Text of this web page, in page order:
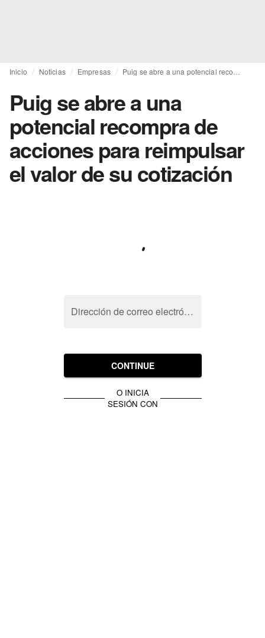
Inicio Noticias Empresas
Puig se abre a una
potencial recompra de
acciones para reimpulsar
el valor de su cotización
Dirección de correo electrónico
CONTINUE
O INICIA
SESIÓN CON